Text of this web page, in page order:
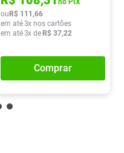
no PIX
ou R$ 111 ,66
em até3x nos cartões
em até3x de R$ 37,22
Comprar